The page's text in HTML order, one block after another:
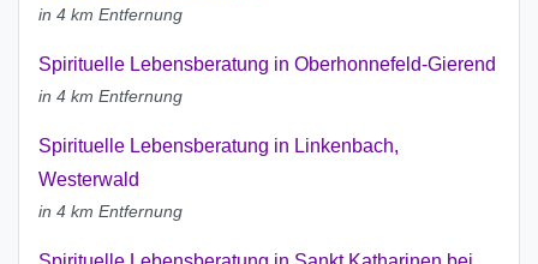
in 4 km Entfernung
Spirituelle Lebensberatung in Oberhonnefeld-Gierend
in 4 km Entfernung
Spirituelle Lebensberatung in Linkenbach,
Westerwald
in 4 km Entfernung